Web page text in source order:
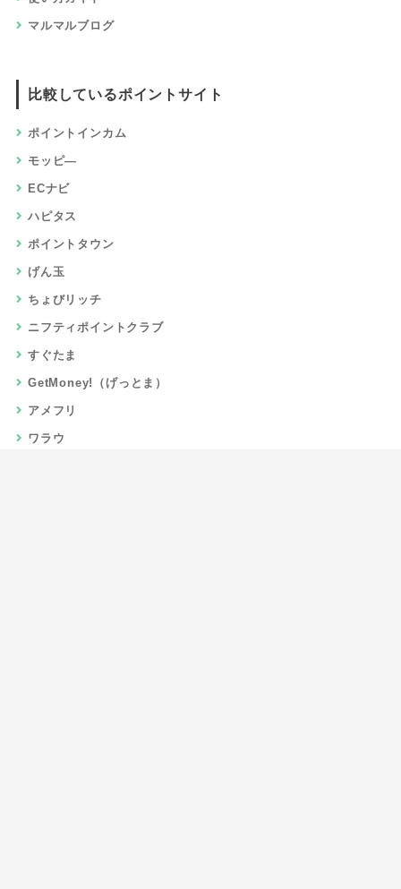
マルマルブログ
比較しているポイントサイト
ポイントインカム
モッピ―
ECナビ
ハピタス
ポイントタウン
げん玉
ちょびリッチ
ニフティポイントクラブ
すぐたま
GetMoney!（げっとま）
アメフリ
ワラウ